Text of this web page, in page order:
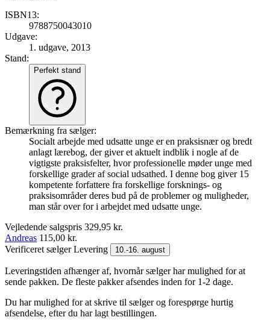
ISBN13:
9788750043010
Udgave:
1. udgave, 2013
Stand:
Perfekt stand
Bemærkning fra sælger:
Socialt arbejde med udsatte unge er en praksisnær og bredt
anlagt lærebog, der giver et aktuelt indblik i nogle af de
vigtigste praksisfelter, hvor professionelle møder unge med
forskellige grader af social udsathed. I denne bog giver 15
kompetente forfattere fra forskellige forsknings- og
praksisområder deres bud på de problemer og muligheder,
man står over for i arbejdet med udsatte unge.
Vejledende salgspris 329,95 kr.
Andreas 115,00 kr.
Verificeret sælgerLevering 10.-16. august
Leveringstiden afhænger af, hvornår sælger har mulighed for at
sende pakken. De fleste pakker afsendes inden for 1-2 dage.
Du har mulighed for at skrive til sælger og forespørge hurtig
afsendelse, efter du har lagt bestillingen.